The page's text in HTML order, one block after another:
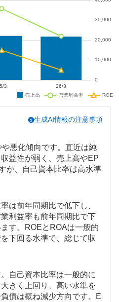
生成AI情報の注意事項
悪化傾向です。直近は純
益性が弱く、売上高やEP
が、自己資本比率は高水準
は前年同期比で低下し、
利益率も前年同期比で下
す。ROEとROAは一般的
下回る水準で、総じて収
自己資本比率は一般的に
きく上回り、高い水準を
債は概ね減少方向です。E